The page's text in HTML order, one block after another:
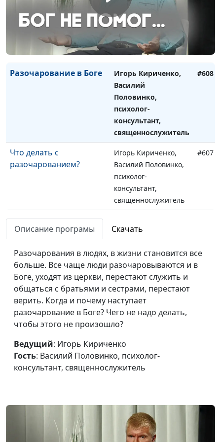
Правда или ложь: что
выбрать?
Игорь Кириченко,
Василий Половинко,
психолог-
консультант,
священнослужитель
Разочарование в Боге
Игорь Кириченко,
Василий
Половинко,
психолог-
консультант,
священнослужитель
#608
Что делать с
разочарованием?
Игорь Кириченко,
Василий Половинко,
психолог-
консультант,
священнослужитель
#607
Перфекционизм -
страсть к совершенству
Василий Половинко,
консультант,
священнослужитель
О жалости к людям
Игорь Кириченко,
Василий Половинко,
психолог-
консультант,
Страхи и фобии: не дай
себя запугать
Игорь Кириченко,
Василий Половинко,
Такие разные страхи:
польза и вред
Игорь Кириченко,
Василий Половинко,
Описание програмы Скачать
Разочарования в людях, в жизни становится все
больше. Все чаще люди разочаровываются и в
Боге, уходят из церкви, перестают служить и
общаться с братьями и сестрами, перестают
верить. Когда и почему наступает
разочарование в Боге? Чего не надо делать,
чтобы этого не произошло?
Ведущий: Игорь Кириченко
Гость: Василий Половинко, психолог-
консультант, священнослужитель